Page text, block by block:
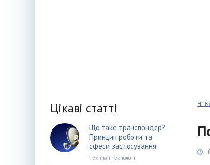
Hi-
Цікаві статті
Що таке транспондер?
Принцип роботи та
сфери застосування
Техніка і технології